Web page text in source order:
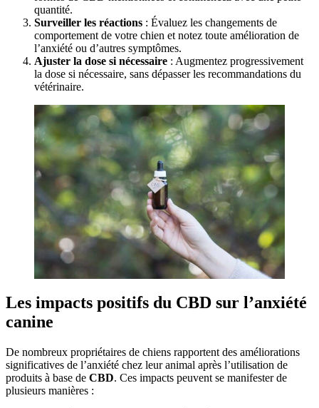
quantité.
Surveiller les réactions : Évaluez les changements de
comportement de votre chien et notez toute amélioration de
l’anxiété ou d’autres symptômes.
Ajuster la dose si nécessaire : Augmentez progressivement
la dose si nécessaire, sans dépasser les recommandations du
vétérinaire.
Les impacts positifs du CBD sur l’anxiété
canine
De nombreux propriétaires de chiens rapportent des améliorations
significatives de l’anxiété chez leur animal après l’utilisation de
produits à base de CBD. Ces impacts peuvent se manifester de
plusieurs manières :